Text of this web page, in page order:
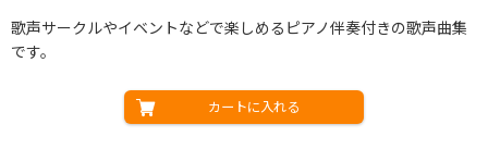
歌声サークルやイベントなどで楽しめるピアノ伴奏付きの歌声曲集
です。
カートに入れる